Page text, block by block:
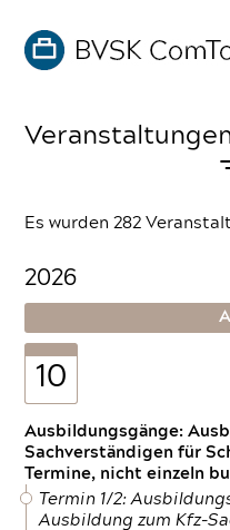
Es wurden 282
2026
10
Ausbildungsgänge:
Sachverständigen für
Termine, nicht einzeln
Termin 1/2:
Ausbildung zum Kfz-